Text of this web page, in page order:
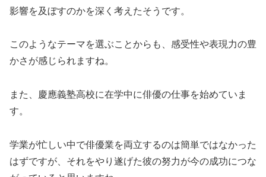
影響を及ぼすのかを深く考えたそうです。
このようなテーマを選ぶことからも、感受性や表現力の豊
かさが感じられますね。
また、慶應義塾高校に在学中に俳優の仕事を始めていま
す。
学業が忙しい中で俳優業を両立するのは簡単ではなかった
はずですが、それをやり遂げた彼の努力が今の成功につな